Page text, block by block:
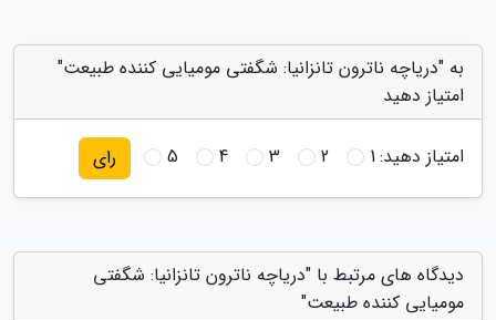
به "دریاچه ناترون تانزانیا: شگفتی مومیایی کننده طبیعت"
امتیاز دهید
امتیاز دهید:1
2
3
4
5 رای
دیدگاه های مرتبط با "دریاچه ناترون تانزانیا: شگفتی
مومیایی کننده طبیعت"